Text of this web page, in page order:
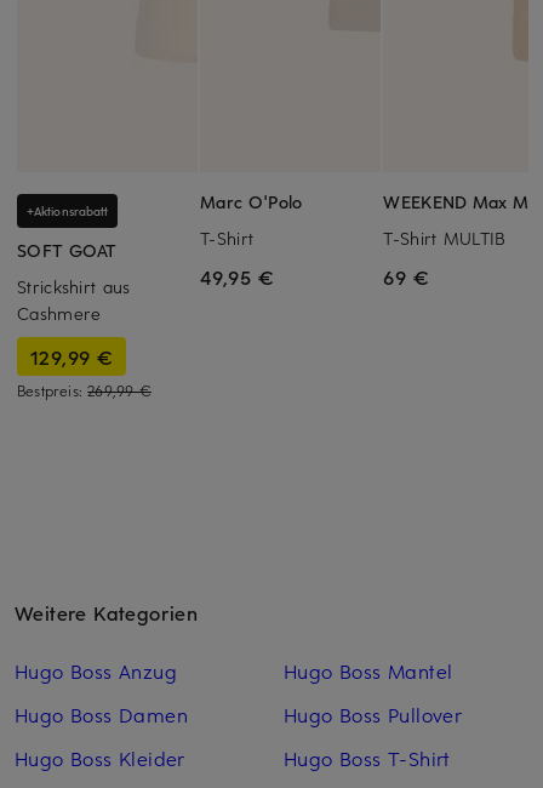
+Aktionsrabatt
SOFT GOAT
Strickshirt aus
Cashmere
129,99 €
Bestpreis:269,99 €
Marc O'Polo
T-Shirt
49,95 €
WEEKEND Max
T-Shirt MULTIB
69 €
Weitere Kategorien
Hugo Boss Anzug
Hugo Boss Damen
Hugo Boss Kleider
Hugo Boss Mantel
Hugo Boss Pullover
Hugo Boss T-Shirt